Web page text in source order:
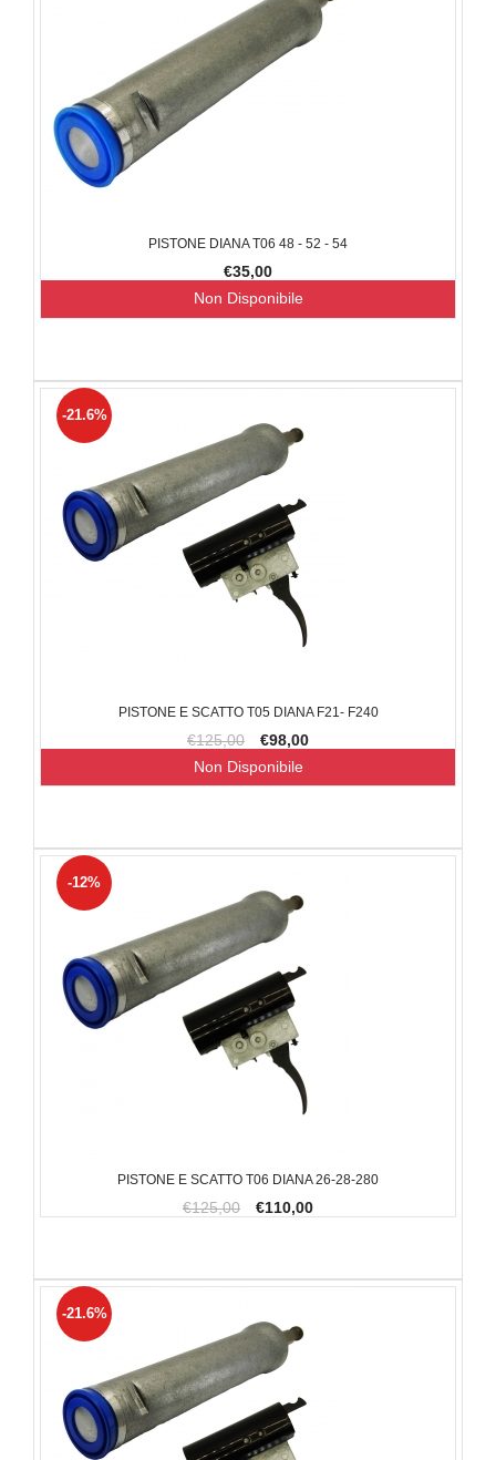
PISTONE DIANA T06 48 - 52 - 54
€35,00
Non Disponibile
PISTONE E SCATTO T05 DIANA F21- F240
€125,00 €98,00
-21.6%
Non Disponibile
PISTONE E SCATTO T06 DIANA 26-28-280
€125,00 €110,00
-12%
-21.6%